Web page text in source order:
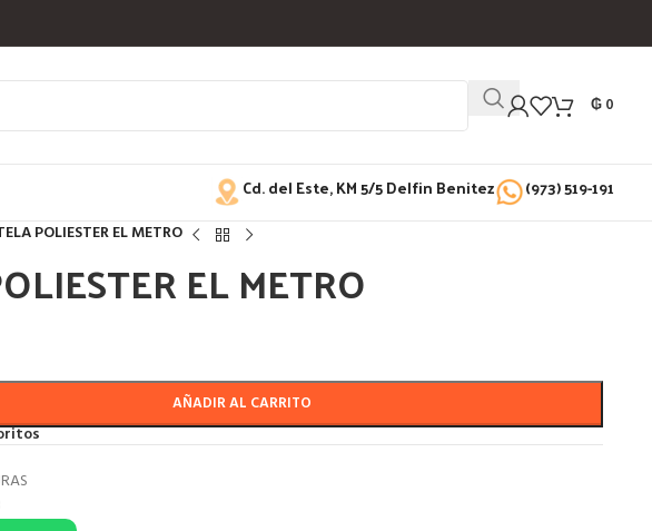
₲0
Cd. del Este, KM 5/5 Delfin Benitez (973) 519-191
POLIESTER EL METRO
EL METRO
AÑADIR AL CARRITO